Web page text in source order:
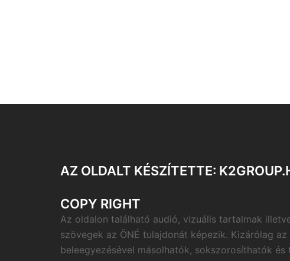
AZ OLDALT KÉSZÍTETTE:
COPY RIGHT
Az oldalon található audió, vizuális tartalmak
szövegek az ÖNÉ tulajdonát képezik. Kizárólag az
beleegyezésével másolhatók, sokszorosíthatók és